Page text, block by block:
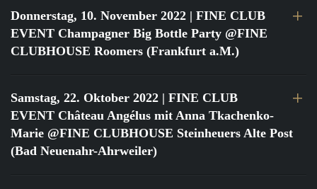
Donnerstag, 10. November 2022 | FINE CLUB
EVENT Champagner Big Bottle Party @FINE
CLUBHOUSE Roomers (Frankfurt a.M.)
Samstag, 22. Oktober 2022 | FINE CLUB
EVENT Château Angélus mit Anna Tkachenko-
Marie @FINE CLUBHOUSE Steinheuers Alte Post
(Bad Neuenahr-Ahrweiler)